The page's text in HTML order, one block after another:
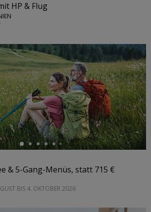
HP & Flug
& 5-Gang-Menüs, statt 715 €
BIS 4. OKTOBER 2026